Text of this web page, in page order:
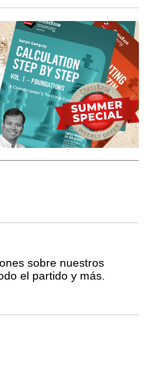
sobre nuestros
el partido y más.